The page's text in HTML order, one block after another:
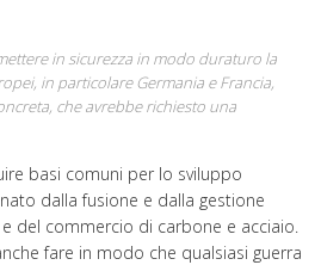
in sicurezza in modo duraturo la
in particolare Germania e Francia,
che avrebbe richiesto una
basi comuni per lo sviluppo
dalla fusione e dalla gestione
del commercio di carbone e acciaio.
fare in modo che qualsiasi guerra